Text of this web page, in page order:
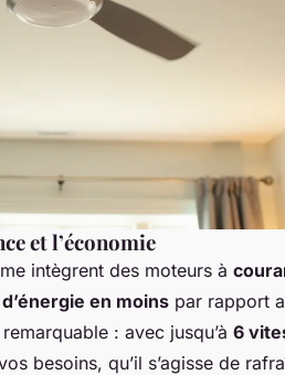
et l’économie
intègrent des moteurs à
en moins par rapport
: avec jusqu’à 6
besoins, qu’il s’agisse de